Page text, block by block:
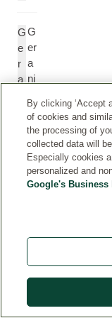
G
e
r
a
G
er
a
ni
O
a
a
By clicking ‘Accept
of cookies and
the processing of
collected data will
Especially cookies
personalized and
Google's Business